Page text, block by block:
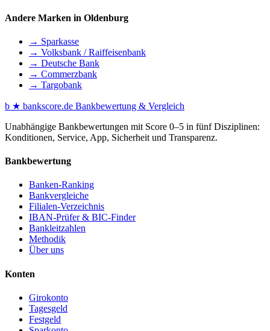
Andere Marken in Oldenburg
→ Sparkasse
→ Volksbank / Raiffeisenbank
→ Deutsche Bank
→ Commerzbank
→ Targobank
b ★ bankscore.de Bankbewertung & Vergleich
Unabhängige Bankbewertungen mit Score 0–5 in fünf Disziplinen:
Konditionen, Service, App, Sicherheit und Transparenz.
Bankbewertung
Banken-Ranking
Bankvergleiche
Filialen-Verzeichnis
IBAN-Prüfer & BIC-Finder
Bankleitzahlen
Methodik
Über uns
Konten
Girokonto
Tagesgeld
Festgeld